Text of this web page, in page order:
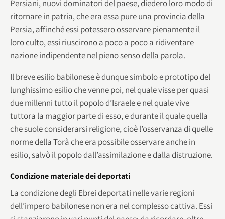
Persiani, nuovi dominatori del paese, diedero loro modo di
ritornare in patria, che era essa pure una provincia della
Persia, affinché essi potessero osservare pienamente il
loro culto, essi riuscirono a poco a poco a ridiventare
nazione indipendente nel pieno senso della parola.
Il breve esilio babilonese è dunque simbolo e prototipo del
lunghissimo esilio che venne poi, nel quale visse per quasi
due millenni tutto il popolo d’Israele e nel quale vive
tuttora la maggior parte di esso, e durante il quale quella
che suole considerarsi religione, cioè l’osservanza di quelle
norme della Torà che era possibile osservare anche in
esilio, salvò il popolo dall’assimilazione e dalla distruzione.
Condizione materiale dei deportati
La condizione degli Ebrei deportati nelle varie regioni
dell’impero babilonese non era nel complesso cattiva. Essi